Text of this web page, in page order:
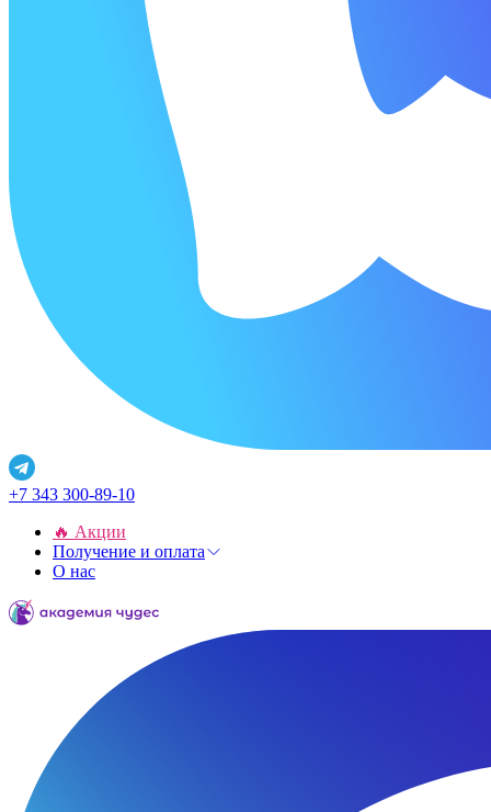
+7 343 300-89-10
🔥 Акции
Получение и оплата
О нас